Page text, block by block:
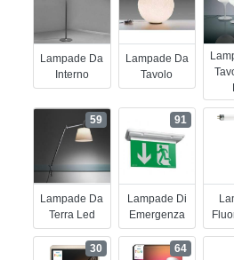
Lampade Da
Interno
Lampade Da
Tavolo
Lampade Da
Terra Led
59
Lampade Di
Emergenza
91
30 64